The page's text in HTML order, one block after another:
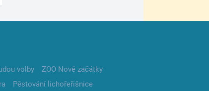
volby
ZOO Nové začátky
Pěstování lichořeřišnice